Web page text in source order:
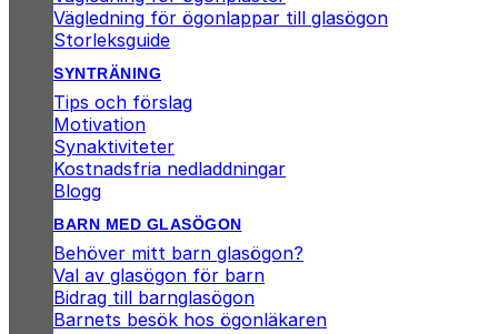
Vägledning för ögonlappar till glasögon
Storleksguide
SYNTRÄNING
Tips och förslag
Motivation
Synaktiviteter
Kostnadsfria nedladdningar
Blogg
BARN MED GLASÖGON
Behöver mitt barn glasögon?
Val av glasögon för barn
Bidrag till barnglasögon
Barnets besök hos ögonläkaren